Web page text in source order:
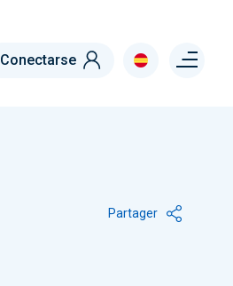
Conectarse Menu right
Partager